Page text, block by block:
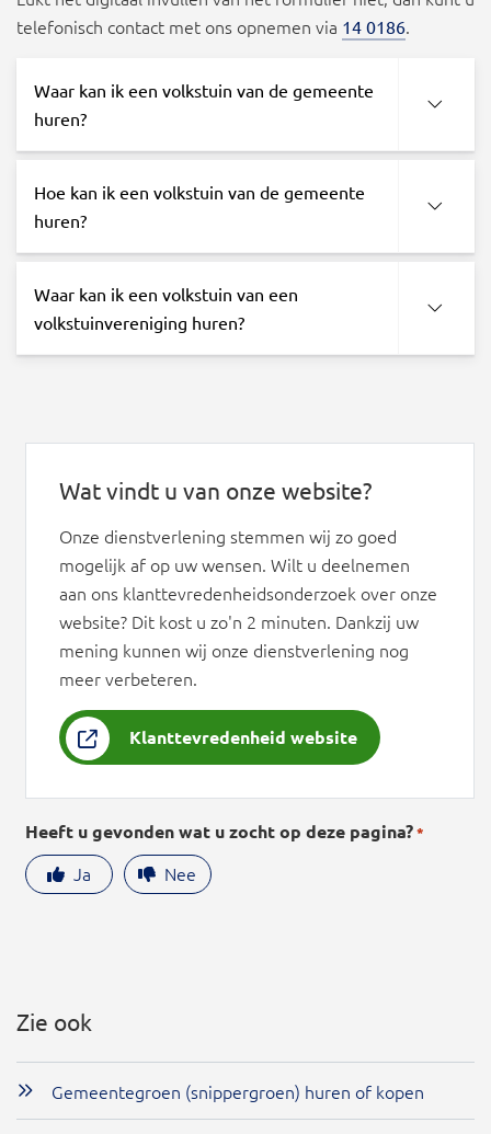
telefonisch contact met ons opnemen via 14 0186.
Waar kan ik een volkstuin van de gemeente
huren?
Hoe kan ik een volkstuin van de gemeente
huren?
Waar kan ik een volkstuin van een
volkstuinvereniging huren?
Wat vindt u van onze website?
Onze dienstverlening stemmen wij zo goed
mogelijk af op uw wensen. Wilt u deelnemen
aan ons klanttevredenheidsonderzoek over onze
website? Dit kost u zo'n 2 minuten. Dankzij uw
mening kunnen wij onze dienstverlening nog
meer verbeteren.
Klanttevredenheid website
Heeft u gevonden wat u zocht op deze pagina?*
Ja Nee
Zie ook
Gemeentegroen (snippergroen) huren of kopen